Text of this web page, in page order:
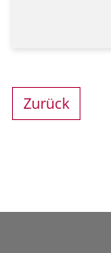
Zurück